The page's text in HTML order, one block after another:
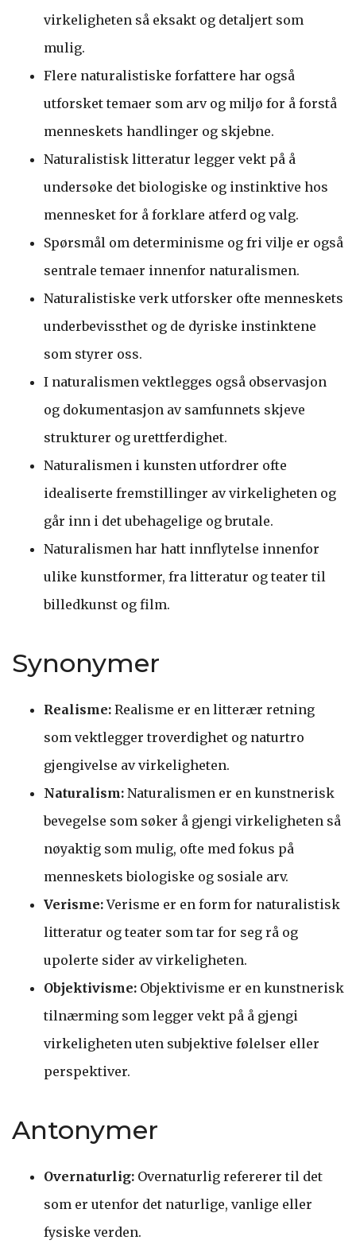
virkeligheten så eksakt og detaljert som
mulig.
Flere naturalistiske forfattere har også
utforsket temaer som arv og miljø for å forstå
menneskets handlinger og skjebne.
Naturalistisk litteratur legger vekt på å
undersøke det biologiske og instinktive hos
mennesket for å forklare atferd og valg.
Spørsmål om determinisme og fri vilje er også
sentrale temaer innenfor naturalismen.
Naturalistiske verk utforsker ofte menneskets
underbevissthet og de dyriske instinktene
som styrer oss.
I naturalismen vektlegges også observasjon
og dokumentasjon av samfunnets skjeve
strukturer og urettferdighet.
Naturalismen i kunsten utfordrer ofte
idealiserte fremstillinger av virkeligheten og
går inn i det ubehagelige og brutale.
Naturalismen har hatt innflytelse innenfor
ulike kunstformer, fra litteratur og teater til
billedkunst og film.
Synonymer
Realisme: Realisme er en litterær retning
som vektlegger troverdighet og naturtro
gjengivelse av virkeligheten.
Naturalism: Naturalismen er en kunstnerisk
bevegelse som søker å gjengi virkeligheten så
nøyaktig som mulig, ofte med fokus på
menneskets biologiske og sosiale arv.
Verisme:Verisme er en form for naturalistisk
litteratur og teater som tar for seg rå og
upolerte sider av virkeligheten.
Objektivisme: Objektivisme er en kunstnerisk
tilnærming som legger vekt på å gjengi
virkeligheten uten subjektive følelser eller
perspektiver.
Antonymer
Overnaturlig: Overnaturlig refererer til det
som er utenfor det naturlige, vanlige eller
fysiske verden.